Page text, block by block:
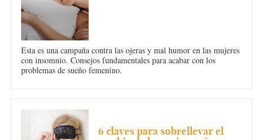
Esta es una campaña contra las ojeras y mal humor en las mujeres
con insomnio. Consejos fundamentales para acabar con los
problemas de sueño femenino.
6 claves para sobrellevar el